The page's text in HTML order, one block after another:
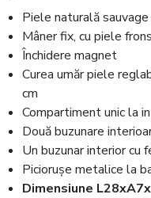
Piele naturală sauvage
Mâner fix, cu piele
Închidere magnet
Curea umăr piele
cm
Compartiment unic la
Două buzunare
Un buzunar interior cu
Piciorușe metalice la
Dimensiune